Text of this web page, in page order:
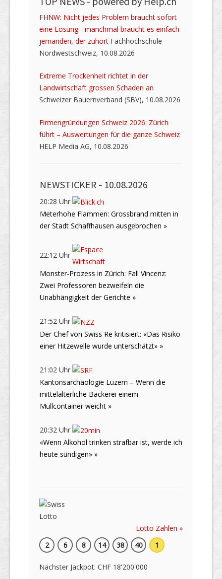
FHNW: Nicht jedes Problem braucht sofort
eine Lösung - manchmal braucht es einfach
jemanden, der zuhört Fachhochschule
Nordwestschweiz, 10.08.2026
Extreme Trockenheit richtet in der
Landwirtschaft grossen Schaden an
Schweizer Bauernverband (SBV), 10.08.2026
Firmengründungen Schweiz 2026: Zürich
führt – Auswertungen für die ganze Schweiz
HELP Media AG, 10.08.2026
NEWSTICKER - 10.08.2026
20:28 Uhr
Meterhohe Flammen: Grossbrand mitten in
der Stadt Schaffhausen ausgebrochen »
22:12 Uhr
Monster-Prozess in Zürich: Fall Vincenz:
Zwei Professoren bezweifeln die
Unabhängigkeit der Gerichte »
21:52 Uhr
Der Chef von Swiss Re kritisiert: «Das Risiko
einer Hitzewelle wurde unterschätzt» »
21:02 Uhr
Kantonsarchäologie Luzern – Wenn die
mittelalterliche Bäckerei einem
Müllcontainer weicht »
20:32 Uhr
«Wenn Alkohol trinken strafbar ist, werde ich
heute sündigen» »
Lotto Zahlen »
2
6 8 14 38 40 1
Nächster Jackpot: CHF 18'200'000